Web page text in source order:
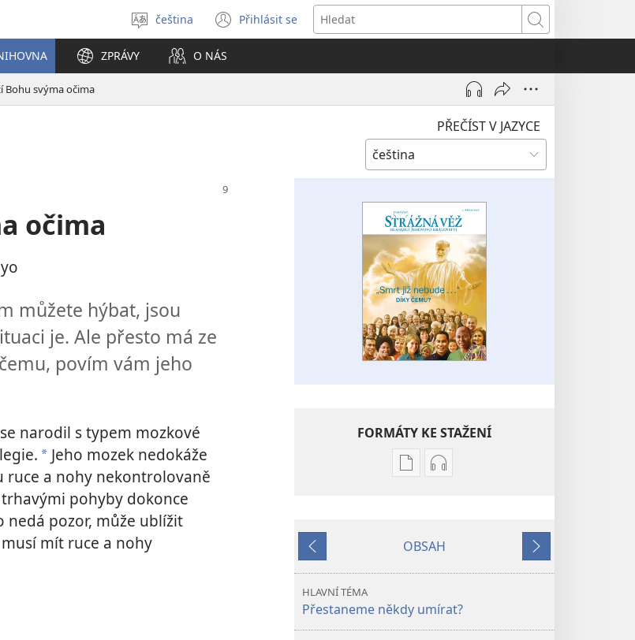
Vybrat
jazyk
čeština Přihlásit se
(otevřeno
nové
Hledat
ZPRÁVY O NÁS
Bohu svýma očima
PŘEČÍST V JAZYCE
očima
můžete hýbat, jsou
je. Ale přesto má ze
povím vám jeho
narodil s typem mozkové
* Jeho mozek nedokáže
ruce a nohy nekontrolovaně
pohyby dokonce
nedá pozor, může ublížit
mít ruce a nohy
FORMÁTY KE STAŽENÍ
Formáty
STRÁŽNÁ
již
nebude
Formáty
STRÁŽNÁ
již
Předchozí
OBSAH
Další
HLAVNÍ TÉMA
Přestaneme někdy umírat?